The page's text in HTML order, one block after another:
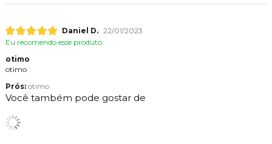
Daniel D. 22/01/2023
Eu recomendo esse produto.
otimo
otimo
Prós: otimo
Você também pode gostar de